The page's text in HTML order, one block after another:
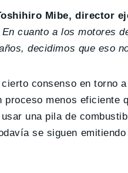
Mibe, director
cuanto a los motores
decidimos que eso
consenso en torno
menos
una pila de
se siguen